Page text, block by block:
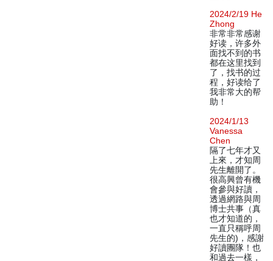
2024/2/19 He
Zhong
非常非常感谢
好读，许多外
面找不到的书
都在这里找到
了，找书的过
程，好读给了
我非常大的帮
助！
2024/1/13
Vanessa
Chen
隔了七年才又
上來，才知周
先生離開了。
很高興曾有機
會參與好讀，
透過網路與周
博士共事（真
也才知道的，
一直只稱呼周
先生的)，感謝
好讀團隊！也
和過去一樣，